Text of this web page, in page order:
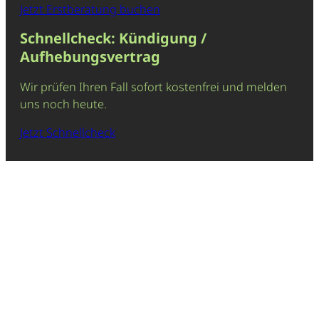
Jetzt Erstberatung buchen
Schnellcheck: Kündigung /
Aufhebungsvertrag
Wir prüfen Ihren Fall sofort kostenfrei und melden
uns noch heute.
Jetzt Schnellcheck